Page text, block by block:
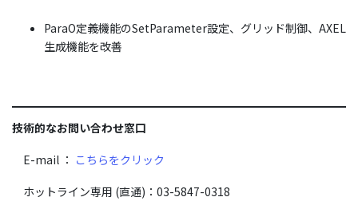
ParaO定義機能のSetParameter設定、グリッド制御、AXEL
生成機能を改善
技術的なお問い合わせ窓口
E-mail ： こちらをクリック
ホットライン専用 (直通)：03-5847-0318